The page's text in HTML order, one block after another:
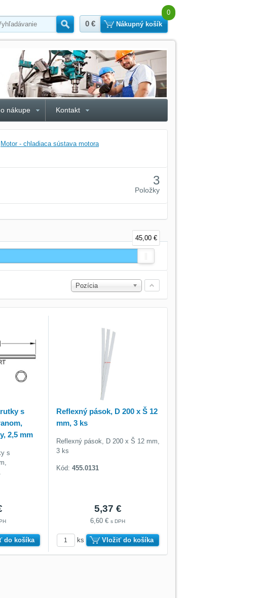
Hľadať
0 €
0
Nákupný košík
nákupe Kontakt
Motor - chladiaca sústava motora
3
Položky
45,00 €
Pozícia
s
2,5 mm
s
do košíka
Reflexný pások, D 200 x Š 12
mm, 3 ks
Reflexný pások, D 200 x Š 12 mm,
3 ks
Kód: 455.0131
5,37 €
6,60 €s DPH
ks Vložiť do košíka